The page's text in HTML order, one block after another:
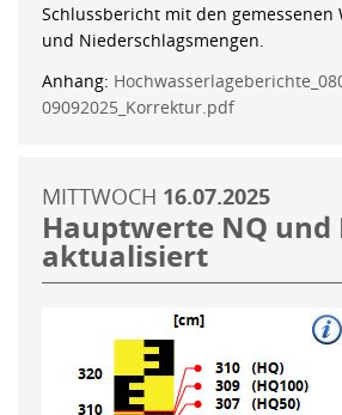
Schlussbericht mit den gemessenen
und Niederschlagsmengen.
Anhang:
09092025_Korrektur.pdf
MITTWOCH 16.07.2025
Hauptwerte NQ und
aktualisiert